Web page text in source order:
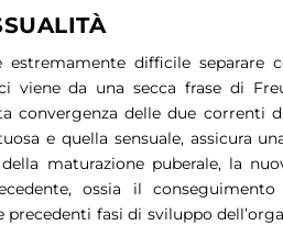
estremamente difficile separare
viene da una secca frase di
convergenza delle due correnti
e quella sensuale, assicura
maturazione puberale, la
ossia il
fasi di sviluppo